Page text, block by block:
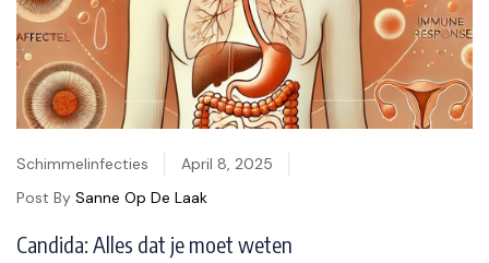
April 8, 2025
Schimmelinfecties
Post By Sanne Op De Laak
Candida: Alles dat je moet weten